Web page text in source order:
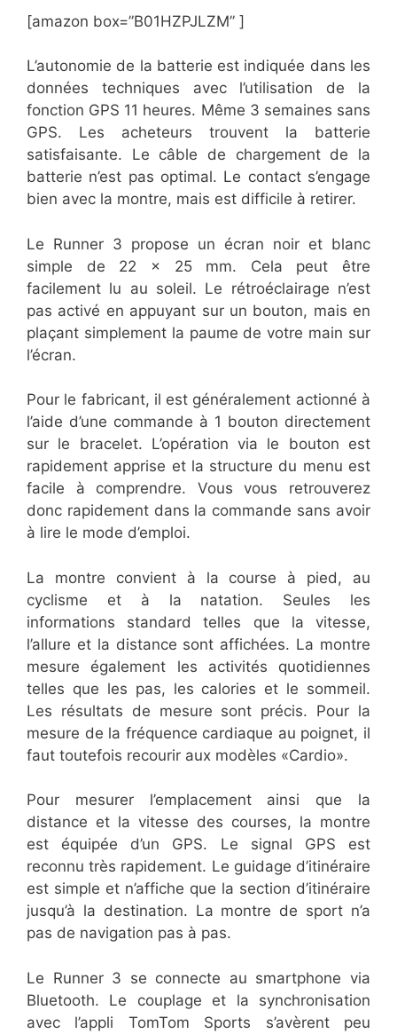
[amazon box=”B01HZPJLZM” ]
L’autonomie de la batterie est indiquée dans les
données techniques avec l’utilisation de la
fonction GPS 11 heures. Même 3 semaines sans
GPS. Les acheteurs trouvent la batterie
satisfaisante. Le câble de chargement de la
batterie n’est pas optimal. Le contact s’engage
bien avec la montre, mais est difficile à retirer.
Le Runner 3 propose un écran noir et blanc
simple de 22 x 25 mm. Cela peut être
facilement lu au soleil. Le rétroéclairage n’est
pas activé en appuyant sur un bouton, mais en
plaçant simplement la paume de votre main sur
l’écran.
Pour le fabricant, il est généralement actionné à
l’aide d’une commande à 1 bouton directement
sur le bracelet. L’opération via le bouton est
rapidement apprise et la structure du menu est
facile à comprendre. Vous vous retrouverez
donc rapidement dans la commande sans avoir
à lire le mode d’emploi.
La montre convient à la course à pied, au
cyclisme et à la natation. Seules les
informations standard telles que la vitesse,
l’allure et la distance sont affichées. La montre
mesure également les activités quotidiennes
telles que les pas, les calories et le sommeil.
Les résultats de mesure sont précis. Pour la
mesure de la fréquence cardiaque au poignet, il
faut toutefois recourir aux modèles «Cardio».
Pour mesurer l’emplacement ainsi que la
distance et la vitesse des courses, la montre
est équipée d’un GPS. Le signal GPS est
reconnu très rapidement. Le guidage d’itinéraire
est simple et n’affiche que la section d’itinéraire
jusqu’à la destination. La montre de sport n’a
pas de navigation pas à pas.
Le Runner 3 se connecte au smartphone via
Bluetooth. Le couplage et la synchronisation
avec l’appli TomTom Sports s’avèrent peu